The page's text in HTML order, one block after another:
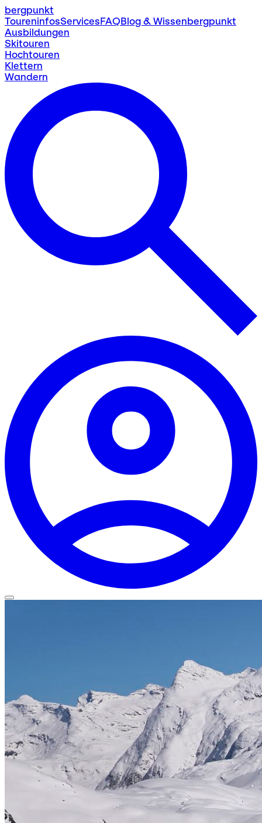
bergpunkt
ToureninfosServicesFAQBlog & Wissenbergpunkt
Ausbildungen
Skitouren
Hochtouren
Klettern
Wandern